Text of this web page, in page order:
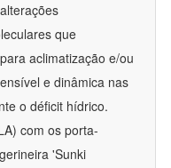
que
aclimatização e/ou
e dinâmica nas
o déficit hídrico.
com os porta-
'Sunki